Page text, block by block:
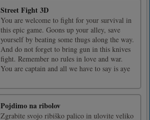
Street Fight 3D
You are welcome to fight for your survival in
this epic game. Goons up your alley, save
yourself by beating some thugs along the way.
And do not forget to bring gun in this knives
fight. Remember no rules in love and war.
You are captain and all we have to say is aye
Pojdimo na ribolov
Zgrabite svojo ribiško palico in ulovite veliko